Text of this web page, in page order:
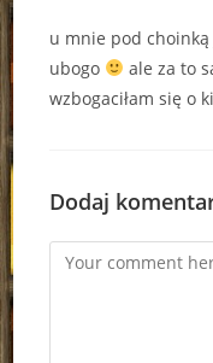
u mnie pod
ubogo
ale za to
wzbogaciłam się o
Dodaj
Comment